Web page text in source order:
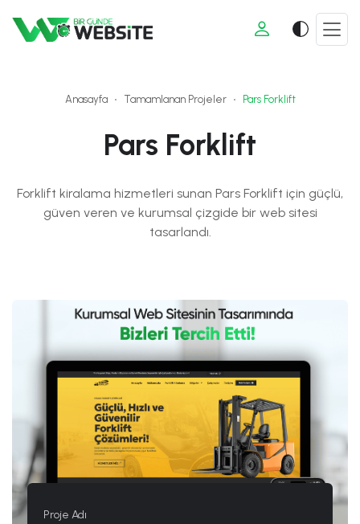
Anasayfa Tamamlanan Projeler Pars Forklift
Pars Forklift
Forklift kiralama hizmetleri sunan Pars Forklift için güçlü,
güven veren ve kurumsal çizgide bir web sitesi
tasarlandı.
Proje Adı